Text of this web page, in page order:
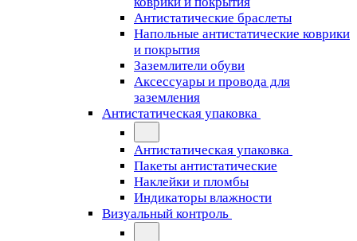
Антистатические браслеты
Напольные антистатические коврики
и покрытия
Заземлители обуви
Аксессуары и провода для
заземления
Антистатическая упаковка
Антистатическая упаковка
Пакеты антистатические
Наклейки и пломбы
Индикаторы влажности
Визуальный контроль